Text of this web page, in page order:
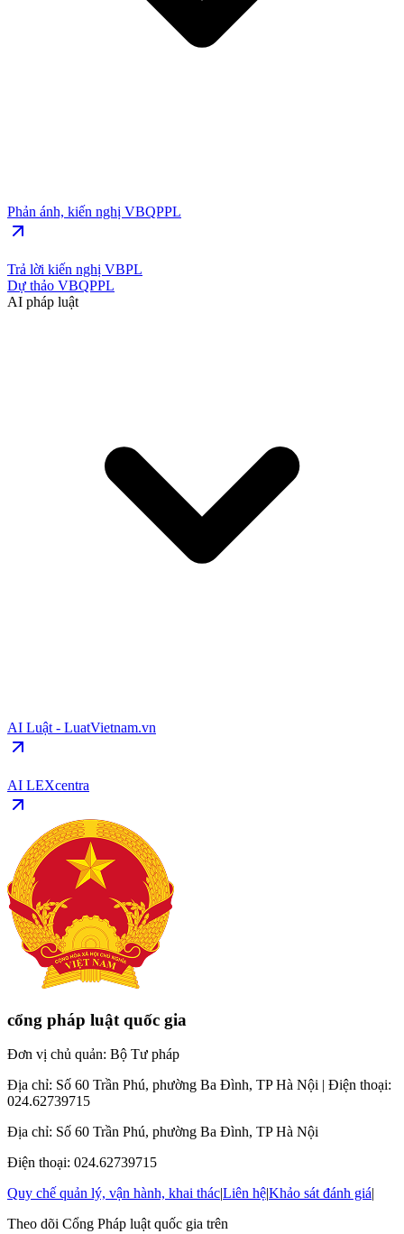
Phản ánh, kiến nghị VBQPPL
Trả lời kiến nghị VBPL
Dự thảo VBQPPL
AI pháp luật
AI Luật - LuatVietnam.vn
AI LEXcentra
cổng pháp luật quốc gia
Đơn vị chủ quản: Bộ Tư pháp
Địa chỉ: Số 60 Trần Phú, phường Ba Đình, TP Hà Nội | Điện thoại:
024.62739715
Địa chỉ: Số 60 Trần Phú, phường Ba Đình, TP Hà Nội
Điện thoại: 024.62739715
Quy chế quản lý, vận hành, khai thác|Liên hệ|Khảo sát đánh giá|
Theo dõi Cổng Pháp luật quốc gia trên